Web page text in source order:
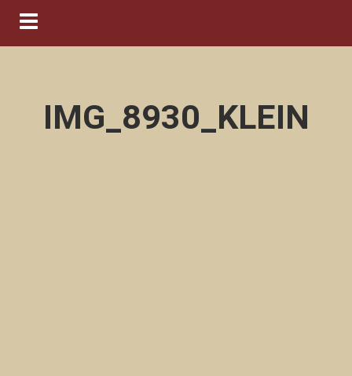
Navigation ein-/ausblenden
IMG_8930_KLEIN